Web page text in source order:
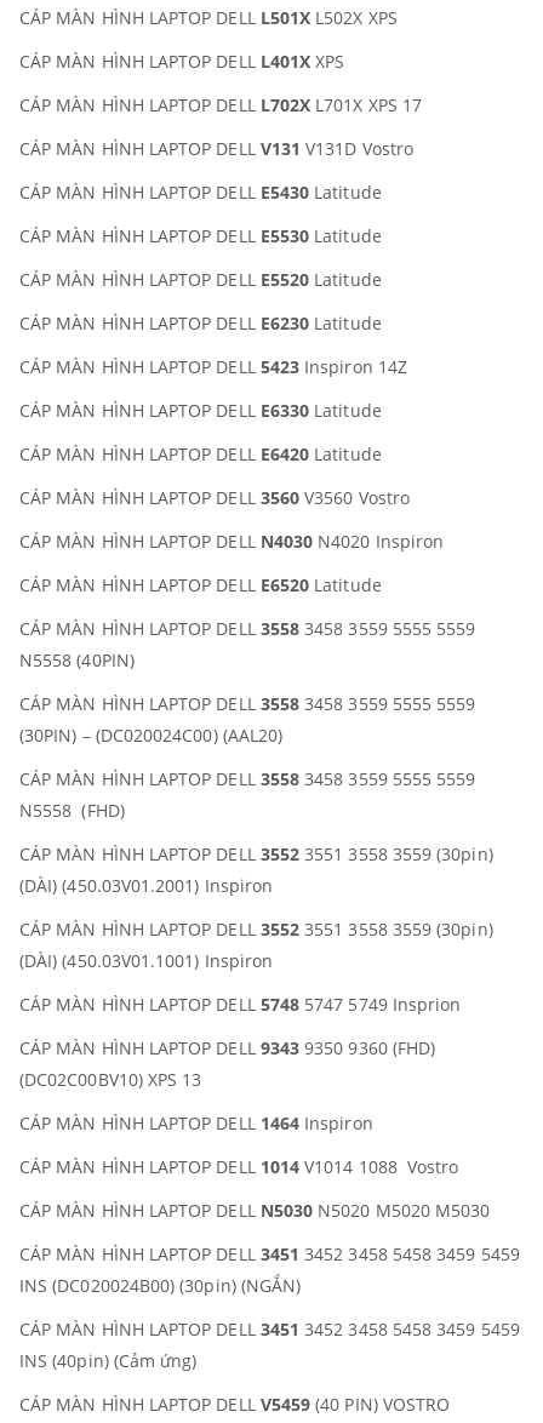
CÁP MÀN HÌNH LAPTOP DELL L501X L502X XPS
CÁP MÀN HÌNH LAPTOP DELL L401X XPS
CÁP MÀN HÌNH LAPTOP DELL L702X L701X XPS 17
CÁP MÀN HÌNH LAPTOP DELL V131 V131D Vostro
CÁP MÀN HÌNH LAPTOP DELL E5430 Latitude
CÁP MÀN HÌNH LAPTOP DELL E5530 Latitude
CÁP MÀN HÌNH LAPTOP DELL E5520 Latitude
CÁP MÀN HÌNH LAPTOP DELL E6230 Latitude
CÁP MÀN HÌNH LAPTOP DELL 5423 Inspiron 14Z
CÁP MÀN HÌNH LAPTOP DELL E6330 Latitude
CÁP MÀN HÌNH LAPTOP DELL E6420 Latitude
CÁP MÀN HÌNH LAPTOP DELL 3560 V3560 Vostro
CÁP MÀN HÌNH LAPTOP DELL N4030 N4020 Inspiron
CÁP MÀN HÌNH LAPTOP DELL E6520 Latitude
CÁP MÀN HÌNH LAPTOP DELL 3558 3458 3559 5555 5559
N5558 (40PIN)
CÁP MÀN HÌNH LAPTOP DELL 3558 3458 3559 5555 5559
(30PIN) – (DC020024C00) (AAL20)
CÁP MÀN HÌNH LAPTOP DELL 3558 3458 3559 5555 5559
N5558 (FHD)
CÁP MÀN HÌNH LAPTOP DELL 3552 3551 3558 3559 (30pin)
(DÀI) (450.03V01.2001) Inspiron
CÁP MÀN HÌNH LAPTOP DELL 3552 3551 3558 3559 (30pin)
(DÀI) (450.03V01.1001) Inspiron
CÁP MÀN HÌNH LAPTOP DELL 5748 5747 5749 Insprion
CÁP MÀN HÌNH LAPTOP DELL 9343 9350 9360 (FHD)
(DC02C00BV10) XPS 13
CÁP MÀN HÌNH LAPTOP DELL 1464 Inspiron
CÁP MÀN HÌNH LAPTOP DELL 1014 V1014 1088 Vostro
CÁP MÀN HÌNH LAPTOP DELL N5030 N5020 M5020 M5030
CÁP MÀN HÌNH LAPTOP DELL 3451 3452 3458 5458 3459 5459
INS (DC020024B00) (30pin) (NGẮN)
CÁP MÀN HÌNH LAPTOP DELL 3451 3452 3458 5458 3459 5459
INS (40pin) (Cảm ứng)
CÁP MÀN HÌNH LAPTOP DELL V5459 (40 PIN) VOSTRO